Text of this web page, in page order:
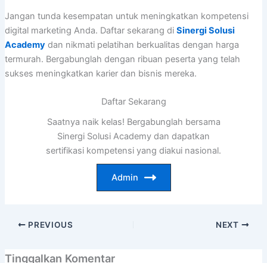
Jangan tunda kesempatan untuk meningkatkan kompetensi
digital marketing Anda. Daftar sekarang di Sinergi Solusi
Academydan nikmati pelatihan berkualitas dengan harga
termurah. Bergabunglah dengan ribuan peserta yang telah
sukses meningkatkan karier dan bisnis mereka.
Daftar Sekarang
Saatnya naik kelas! Bergabunglah bersama
Sinergi Solusi Academy dan dapatkan
sertifikasi kompetensi yang diakui nasional.
Admin
PREVIOUS NEXT
Tinggalkan Komentar